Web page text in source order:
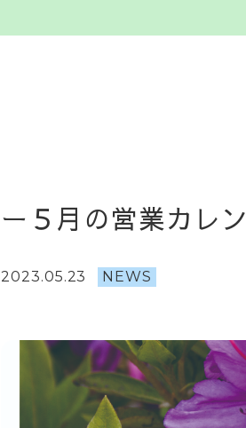
ー ５ 月 の営業カ レン
2023.05.23 NEWS